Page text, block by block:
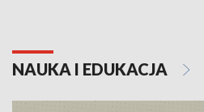
NAUKA I EDUKACJA